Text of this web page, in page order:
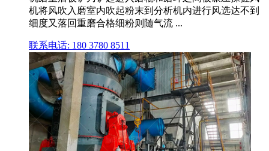
机将风吹入磨室内吹起粉末到分析机内进行风选达不到
细度又落回重磨合格细粉则随气流 ...
联系电话: 180 3780 8511